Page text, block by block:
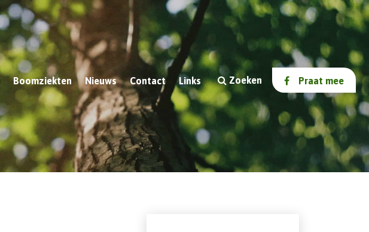
Boomziekten Nieuws Contact Links Zoeken Praat mee